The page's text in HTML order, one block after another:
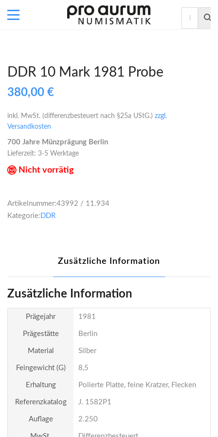
DDR 10 Mark 1981 Probe
380,00 €
inkl. MwSt. (differenzbesteuert nach §25a UStG.) zzgl.
Versandkosten
700 Jahre Münzprägung Berlin
Lieferzeit: 3-5 Werktage
Nicht vorrätig
Artikelnummer:43992 / 11.934
Kategorie: DDR
Zusätzliche Information
Zusätzliche Information
Prägejahr 1981
Prägestätte Berlin
Material Silber
Feingewicht (g) 8,5
Erhaltung Polierte Platte, feine Kratzer, Flecken
Referenzkatalog J. 1582P1
Auflage 2.250